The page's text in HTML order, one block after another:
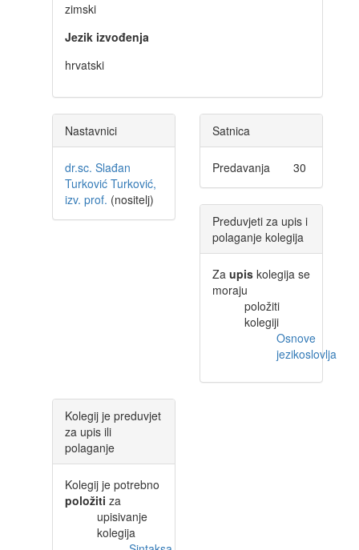
zimski
Jezik izvođenja
hrvatski
Nastavnici
dr.sc. Slađan
Turković Turković,
izv. prof. (nositelj)
Satnica
Predavanja 30
Preduvjeti za upis i
polaganje kolegija
Za upis kolegija se
moraju
položiti
kolegiji
Osnove
jezikoslovlja
Kolegij je preduvjet
za upis ili
polaganje
Kolegij je potrebno
položiti za
upisivanje
kolegija